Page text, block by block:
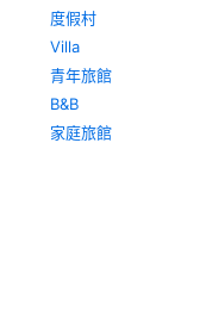
度假村
Villa
青年旅館
B&B
家庭旅館